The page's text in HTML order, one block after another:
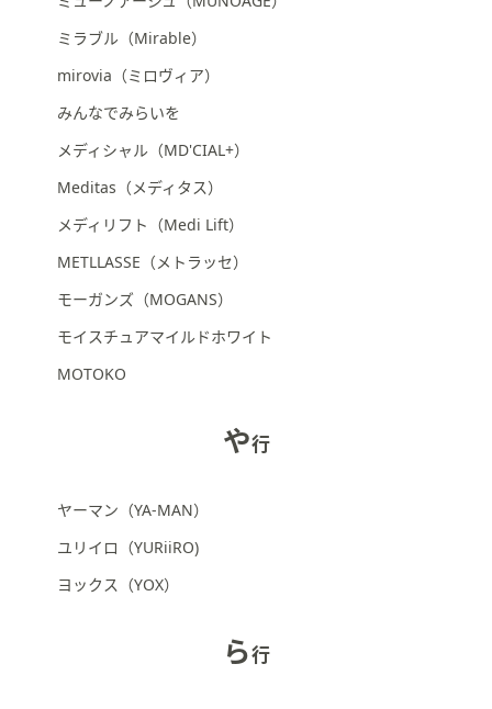
ミラブル（Mirable）
mirovia（ミロヴィア）
みんなでみらいを
メディシャル（MD'CIAL+）
Meditas（メディタス）
メディリフト（Medi Lift）
METLLASSE（メトラッセ）
モーガンズ（MOGANS）
モイスチュアマイルドホワイト
MOTOKO
や行
ヤーマン（YA-MAN）
ユリイロ（YURiiRO)
ヨックス（YOX）
ら行